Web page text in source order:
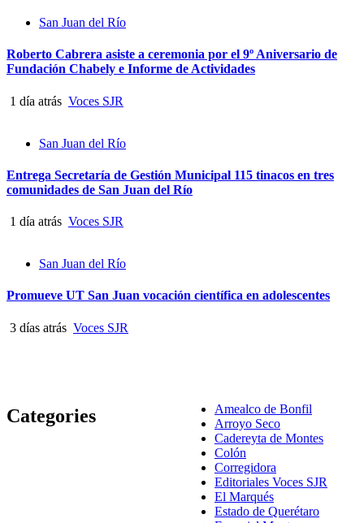
San Juan del Río
Roberto Cabrera asiste a ceremonia por el 9º Aniversario de
Fundación Chabely e Informe de Actividades
1 día atrás Voces SJR
San Juan del Río
Entrega Secretaría de Gestión Municipal 115 tinacos en tres
comunidades de San Juan del Río
1 día atrás Voces SJR
San Juan del Río
Promueve UT San Juan vocación científica en adolescentes
3 días atrás Voces SJR
Categories
Amealco de Bonfil
Arroyo Seco
Cadereyta de Montes
Colón
Corregidora
Editoriales Voces SJR
El Marqués
Estado de Querétaro